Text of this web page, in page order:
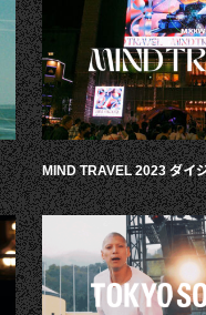
MIND TRAVEL 2023 ダイ